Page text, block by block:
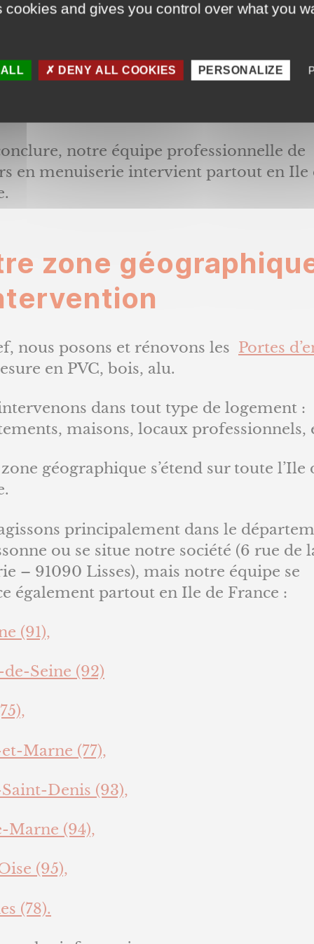
ont préféré le modèle Lumis Akane de la
avons installé cette magnifique
notre équipe professionnelle de
en menuiserie intervient partout en Ile
zone
nous posons et rénovons les Portes
en PVC, bois, alu.
dans tout type de logement :
maisons, locaux professionnels,
géographique s’étend sur toute l’Ile
principalement dans le
ou se situe notre société (6 rue de
– 91090 Lisses), mais notre équipe se
également partout en Ile de France :
(91),
Seine (92)
Marne (77),
Denis (93),
Marne (94),
(95),
(78).
cookies and gives you control over what you
DENY ALL COOKIES PERSONALIZE